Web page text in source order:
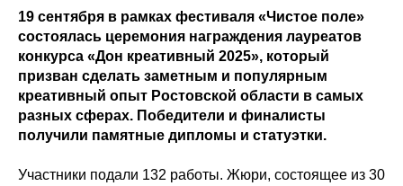
19 сентября в рамках фестиваля «Чистое поле»
состоялась церемония награждения лауреатов
конкурса «Дон креативный 2025», который
призван сделать заметным и популярным
креативный опыт Ростовской области в самых
разных сферах. Победители и финалисты
получили памятные дипломы и статуэтки.
Участники подали 132 работы. Жюри, состоящее из 30